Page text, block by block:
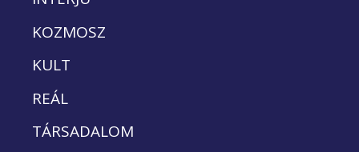
KOZMOSZ
KULT
REÁL
TÁRSADALOM